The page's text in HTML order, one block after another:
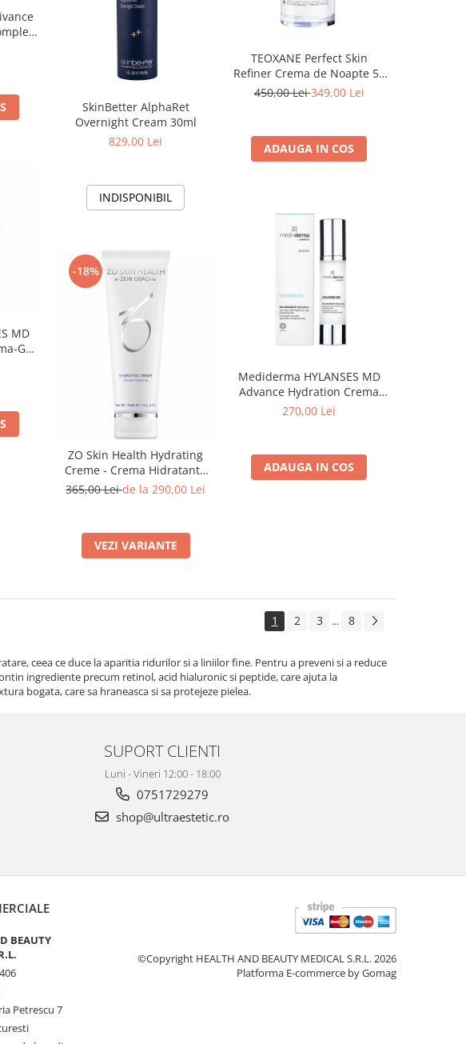
TEOXANE Perfect Skin
Refiner Crema de Noapte 50
ml
450,00 Lei349,00 Lei
ADAUGA IN COS
30g
SkinBetter AlphaRet
Overnight Cream 30ml
829,00 Lei
INDISPONIBIL
MD
Gel
30 ml
Mediderma HYLANSES MD
Advance Hydration Crema
Gel cu Acid Hialuronic 50 ml
270,00 Lei
ADAUGA IN COS
-18%
ZO Skin Health Hydrating
Creme - Crema Hidratanta
de Fata 58/113g
365,00 Leide la 290,00 Lei
VEZI VARIANTE
1 2 3 ... 8
ceea ce duce la aparitia ridurilor si a liniilor fine. Pentru a preveni si a reduce
ingrediente precum retinol, acid hialuronic si peptide, care ajuta la
bogata, care sa hraneasca si sa protejeze pielea.
SUPORT CLIENTI
Luni - Vineri 12:00 - 18:00
0751729279
shop@ultraestetic.ro
BEAUTY
Petrescu 7
©Copyright HEALTH AND BEAUTY MEDICAL S.R.L. 2026
Platforma E-commerce by Gomag